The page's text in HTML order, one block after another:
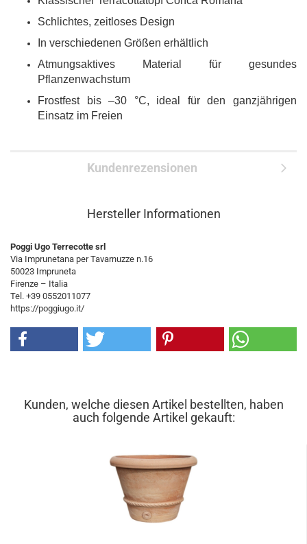
Schlichtes, zeitloses Design
In verschiedenen Größen erhältlich
Atmungsaktives Material für gesundes
Pflanzenwachstum
Frostfest bis –30 °C, ideal für den ganzjährigen
Einsatz im Freien
Kundenrezensionen
Hersteller Informationen
Poggi Ugo Terrecotte srl
Via Imprunetana per Tavarnuzze n.16
50023 Impruneta
Firenze – Italia
Tel. +39 0552011077
https://poggiugo.it/
Kunden, welche diesen Artikel bestellten, haben
auch folgende Artikel gekauft: